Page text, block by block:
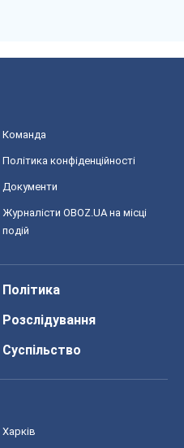
Команда
Політика конфіденційності
Документи
Журналісти OBOZ.UA на місці
подій
Політика
Розслідування
Суспільство
Харків